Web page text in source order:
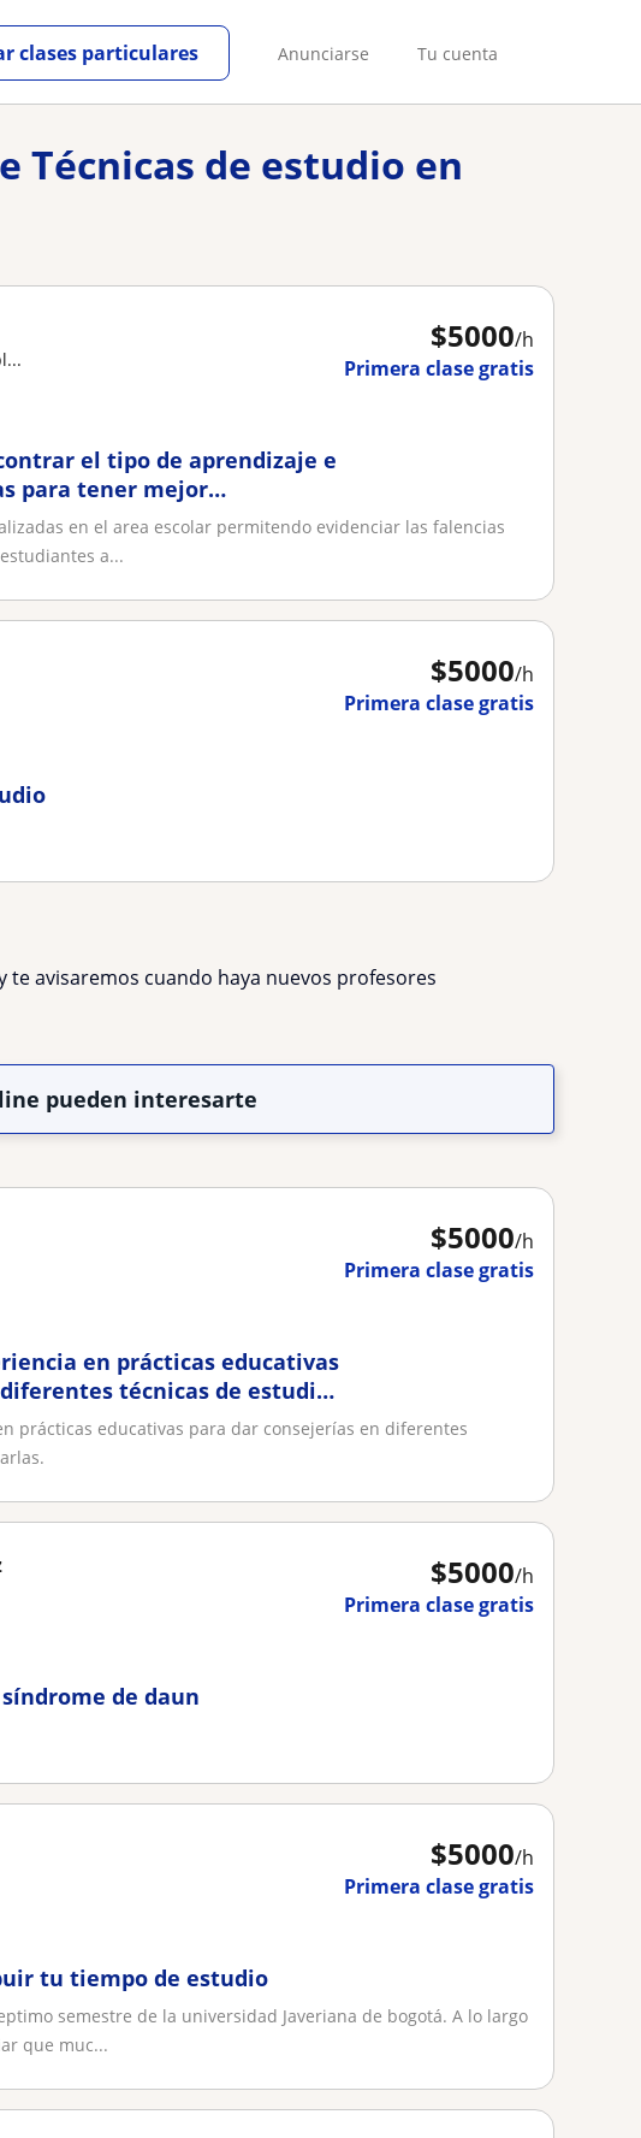
Anunciarse Tu cuenta
clases particulares
Técnicas de estudio en
$5000/h
Primera clase gratis
el tipo de aprendizaje e
para tener mejor
en el area escolar permitendo evidenciar las falencias
a...
$5000/h
Primera clase gratis
avisaremos cuando haya nuevos profesores
pueden interesarte
$5000/h
Primera clase gratis
en prácticas educativas
técnicas de estudio
prácticas educativas para dar consejerías en diferentes
$5000/h
Primera clase gratis
de daun
$5000/h
Primera clase gratis
tu tiempo de estudio
semestre de la universidad Javeriana de bogotá. A lo largo
que muc...